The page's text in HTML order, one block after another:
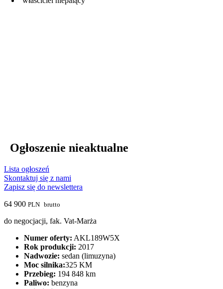
Ogłoszenie nieaktualne
Lista ogłoszeń
Skontaktuj się z nami
Zapisz się do newslettera
64 900 PLN brutto
do negocjacji, fak. Vat-Marża
Numer oferty: AKL189W5X
Rok produkcji: 2017
Nadwozie: sedan (limuzyna)
Moc silnika:325 KM
Przebieg: 194 848 km
Paliwo: benzyna